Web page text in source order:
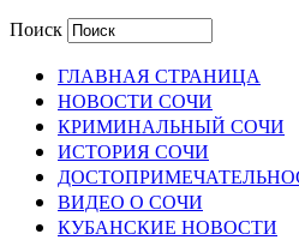
Поиск
ГЛАВНАЯ СТРАНИЦА
НОВОСТИ СОЧИ
КРИМИНАЛЬНЫЙ СОЧИ
ИСТОРИЯ СОЧИ
ВИДЕО О СОЧИ
КУБАНСКИЕ НОВОСТИ